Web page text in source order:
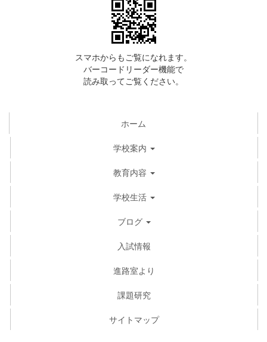
スマホからもご覧になれます。
バーコードリーダー機能で
読み取ってご覧ください。
ホーム
学校案内
教育内容
学校生活
ブログ
入試情報
進路室より
課題研究
サイトマップ